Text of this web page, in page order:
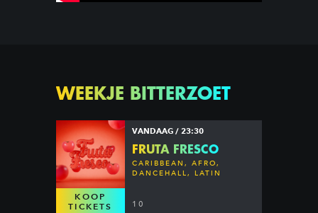
WEEKJE BITTERZOET
KOOP
TICKETS
VANDAAG / 23:30
FRUTA FRESCO
CARIBBEAN, AFRO,
DANCEHALL, LATIN
10